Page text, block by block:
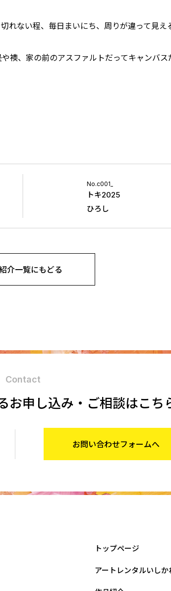
れない程、毎日まいにち、周りが違って見え
襖、家の前のアスファルトだってキャンバス
No.c001_
トキ2025
ひろし
介一覧にもどる
Contact
お申し込み・ご相談はこち
お問い合わせフォームへ
トップページ
アートレンタルいしか